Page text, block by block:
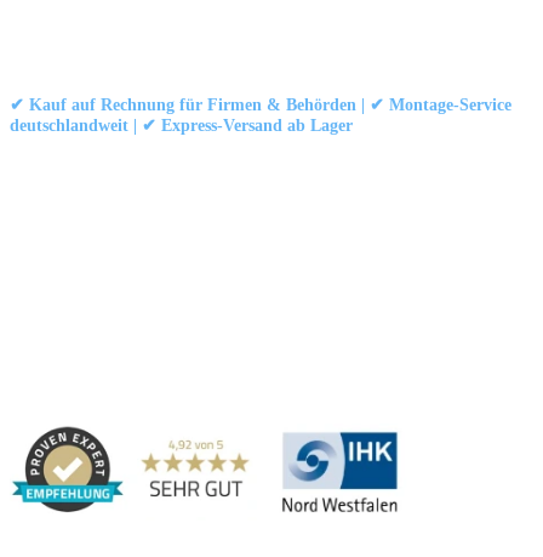
✔ Kauf auf Rechnung für Firmen & Behörden | ✔ Montage-Service
deutschlandweit | ✔ Express-Versand ab Lager